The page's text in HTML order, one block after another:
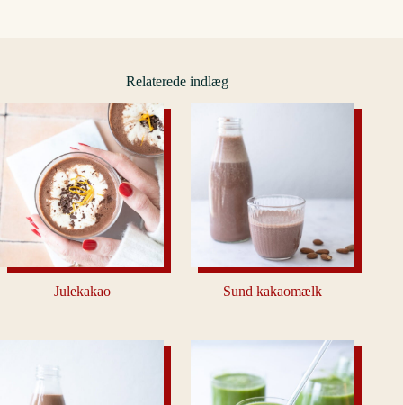
Relaterede indlæg
Julekakao Sund kakaomælk